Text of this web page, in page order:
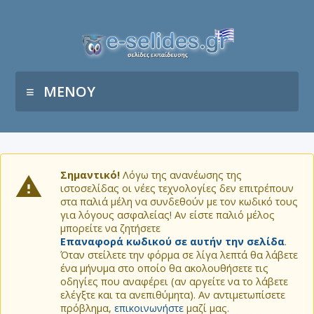
ΜΕΝΟΥ
Σημαντικό! Λόγω της ανανέωσης της
ιστοσελίδας οι νέες τεχνολογίες δεν επιτρέπουν
στα παλιά μέλη να συνδεθούν με τον κωδικό τους
για λόγους ασφαλείας! Αν είστε παλιό μέλος
μπορείτε να ζητήσετε
Επαναφορά κωδικού σε αυτήν την σελίδα.
Όταν στείλετε την φόρμα σε λίγα λεπτά θα λάβετε
ένα μήνυμα στο οποίο θα ακολουθήσετε τις
οδηγίες που αναφέρει (αν αργείτε να το λάβετε
ελέγξτε και τα ανεπιθύμητα). Αν αντιμετωπίσετε
πρόβλημα, επικοινωνήστε μαζί μας.